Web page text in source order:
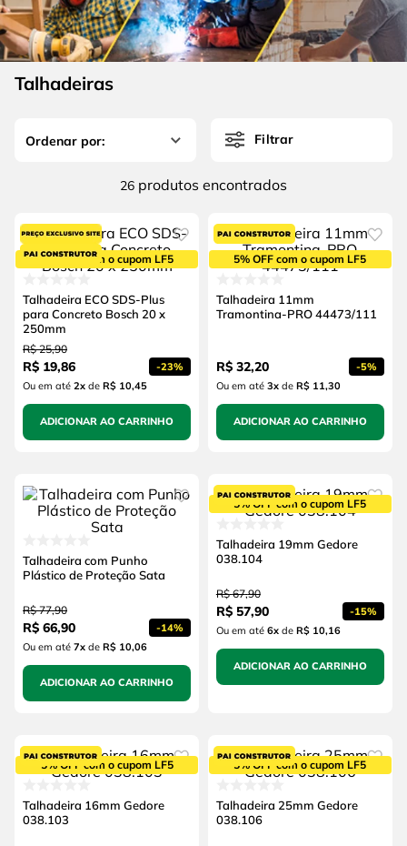
Talhadeiras
Filtrar
26 produtos
5% OFF com o cupom LF5
Talhadeira ECO SDS-Plus
para Concreto Bosch 20 x
250mm
R$ 25,90
R$ 19,86 -23%
Ou em até 2xde R$ 10,45
ADICIONAR AO CARRINHO
5% OFF com o cupom LF5
Talhadeira 11mm
Tramontina-PRO 44473/111
R$ 32,20 -5%
Ou em até 3xde R$ 11,30
ADICIONAR AO CARRINHO
Talhadeira com Punho
Plástico de Proteção Sata
R$ 77,90
R$ 66,90 -14%
Ou em até 7xde R$ 10,06
ADICIONAR AO CARRINHO
5% OFF com o cupom LF5
Talhadeira 19mm Gedore
038.104
R$ 67,90
R$ 57,90 -15%
Ou em até 6xde R$ 10,16
ADICIONAR AO CARRINHO
5% OFF com o cupom LF5
Talhadeira 16mm Gedore
038.103
5% OFF com o cupom LF5
Talhadeira 25mm Gedore
038.106
6º fio
7º chave impacto
8º disco corte
serra copo
4 º escada
5º serra circular
º fio
disco corte